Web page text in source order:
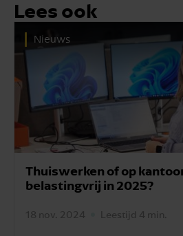
Lees ook
Nieuws
Thuiswerken of op
belastingvrij in 2025?
18 nov. 2024 Leestijd 4 min.